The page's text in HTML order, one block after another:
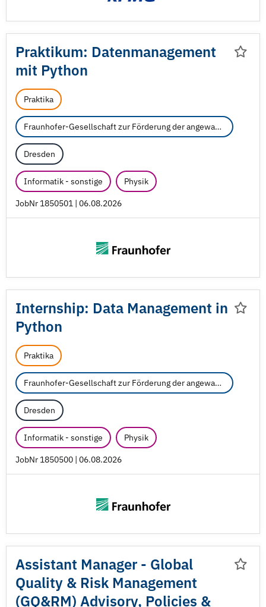
Praktikum: Datenmanagement
mit Python
Praktika
Fraunhofer-Gesellschaft zur Förderung der angewandten Forschung e.V.
Dresden
Informatik - sonstige Physik
JobNr 1850501 | 06.08.2026
Internship: Data Management in
Python
Praktika
Fraunhofer-Gesellschaft zur Förderung der angewandten Forschung e.V.
Dresden
Informatik - sonstige Physik
JobNr 1850500 | 06.08.2026
Assistant Manager - Global
Quality & Risk Management
(GQ&RM) Advisory, Policies &